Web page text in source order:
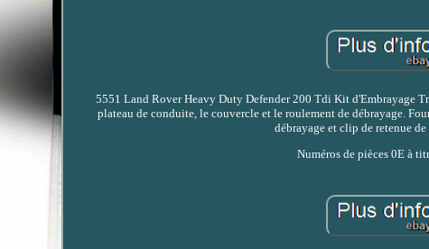
5551 Land Rover Heavy Duty Defender 200 Tdi Kit d'Embrayage
plateau de conduite, le couvercle et le roulement de débrayage.
débrayage et clip de retenue
Numéros de pièces 0E à